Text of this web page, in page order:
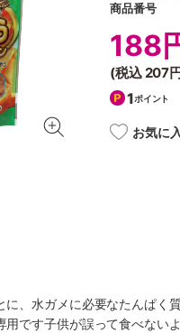
商品番号
188
(税込207
1ポイント
お気に
に、水ガメに必要なたんぱく
用です子供が誤って食べない